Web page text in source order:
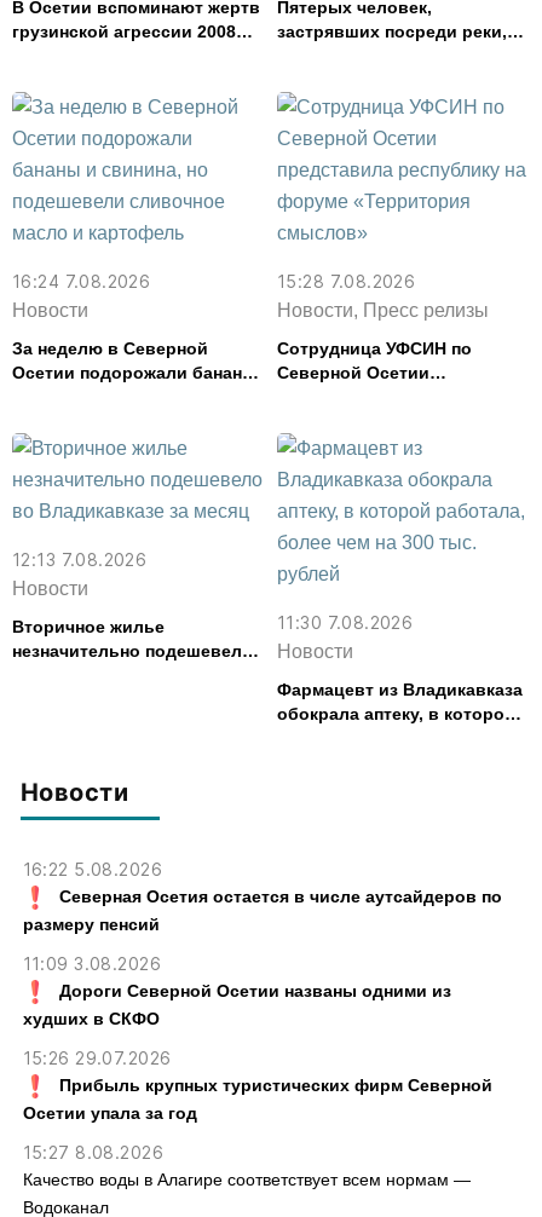
Новости
16:22 5.08.2026
Северная Осетия остается в числе аутсайдеров по
размеру пенсий
11:09 3.08.2026
Дороги Северной Осетии названы одними из
худших в СКФО
15:26 29.07.2026
Прибыль крупных туристических фирм Северной
Осетии упала за год
15:27 8.08.2026
Качество воды в Алагире соответствует всем нормам —
Водоканал
В Осетии вспоминают жертв
грузинской агрессии 2008
Пятерых человек,
застрявших посреди реки,
16:24 7.08.2026
Новости
За неделю в Северной
Осетии подорожали бананы
картофель
15:28 7.08.2026
Новости, Пресс релизы
Сотрудница УФСИН по
Северной Осетии
смыслов»
12:13 7.08.2026
Новости
Вторичное жилье
незначительно подешевело
11:30 7.08.2026
Новости
Фармацевт из Владикавказа
обокрала аптеку, в которой